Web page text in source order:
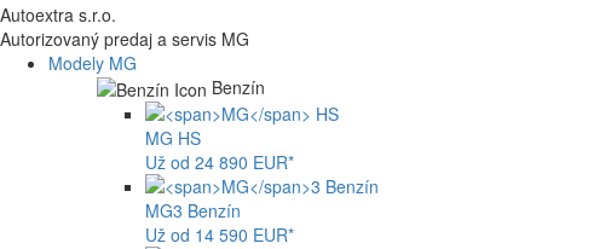
Autoextra s.r.o.
Autorizovaný predaj a servis MG
Modely MG
Benzín
MG HS
Už od 24 890 EUR*
MG3 Benzín
Už od 14 590 EUR*